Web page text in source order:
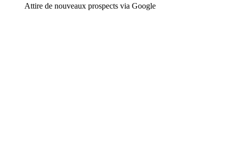
Attire de nouveaux prospects via Google